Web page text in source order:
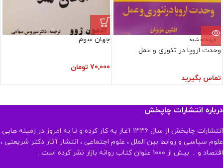
فروخته شده
وحدت اروپا در تئوری و عمل
تماس بگیرید
جهان سوم
70,000 تومان
درباره انتشارات چاپخش
انتشارات چاپخش از سال ۱۳۳۶ آغاز به کار کرده و تا به امروز در زمینه هایی
علوم سیاسی و روابط بین الملل ، علوم اجتماعی ، انتشار آثار دکتر شریعتی ،
اقتصاد و ... بیش از ۱۰۰۰ عنوان کتاب روانه بازار نشر کرده است .